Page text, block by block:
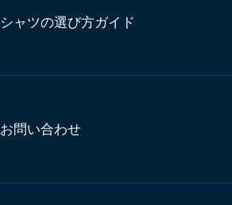
シャツの選び方ガイド
お問い合わせ